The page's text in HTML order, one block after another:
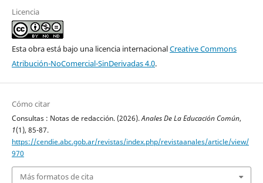
Licencia
Esta obra está bajo una licencia internacionalCreative Commons
Atribución-NoComercial-SinDerivadas 4.0.
Cómo citar
Consultas : Notas de redacción. (2026).Anales De La Educación Común,
1(1), 85-87.
https://cendie.abc.gob.ar/revistas/index.php/revistaanales/article/view/
970
Más formatos de cita